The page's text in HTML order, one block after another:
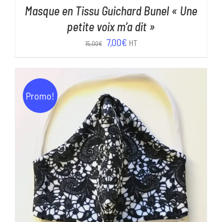
Masque en Tissu Guichard Bunel « Une
petite voix m’a dit »
15,00€ Le
initial
était :
15,00€.
7,00€Le
actuel
est :
HT
Promo!
AJOUTER AU PANIER / DÉTAILS